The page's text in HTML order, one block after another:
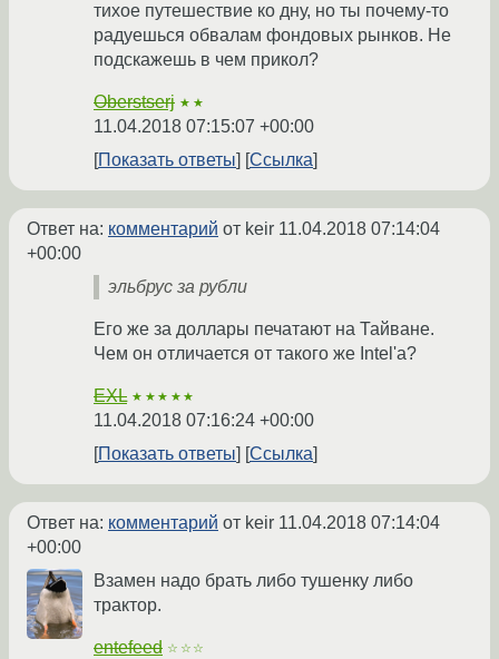
тихое путешествие ко дну, но ты почему-то
радуешься обвалам фондовых рынков. Не
подскажешь в чем прикол?
Oberstserj ★★
11.04.2018 07:15:07 +00:00
Показать ответы
Ссылка
Ответ на: комментарий от keir 11.04.2018 07:14:04
+00:00
эльбрус за рубли
Его же за доллары печатают на Тайване.
Чем он отличается от такого же Intel'а?
EXL ★★★★★
11.04.2018 07:16:24 +00:00
Показать ответы
Ссылка
Ответ на: комментарий от keir 11.04.2018 07:14:04
+00:00
Взамен надо брать либо тушенку либо
трактор.
entefeed ☆☆☆